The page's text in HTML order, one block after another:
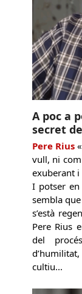
A poc a
secret
Pere Rius
vull, ni
exuberant i
I potser en
sembla
s’està
Pere Rius
del
cultiu...